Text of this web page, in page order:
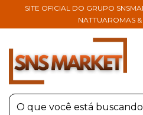
SITE OFICIAL DO GRUPO
NATTUAROMAS